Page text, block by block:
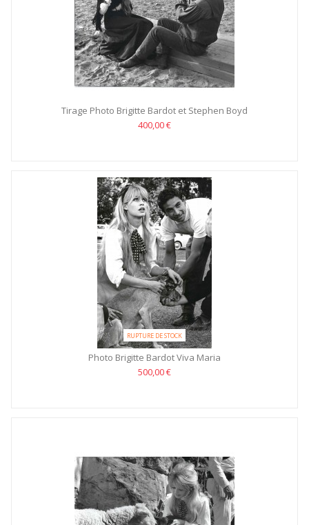
Tirage Photo Brigitte Bardot et Stephen Boyd
400,00 €
RUPTURE DE STOCK
Photo Brigitte Bardot Viva Maria
500,00 €